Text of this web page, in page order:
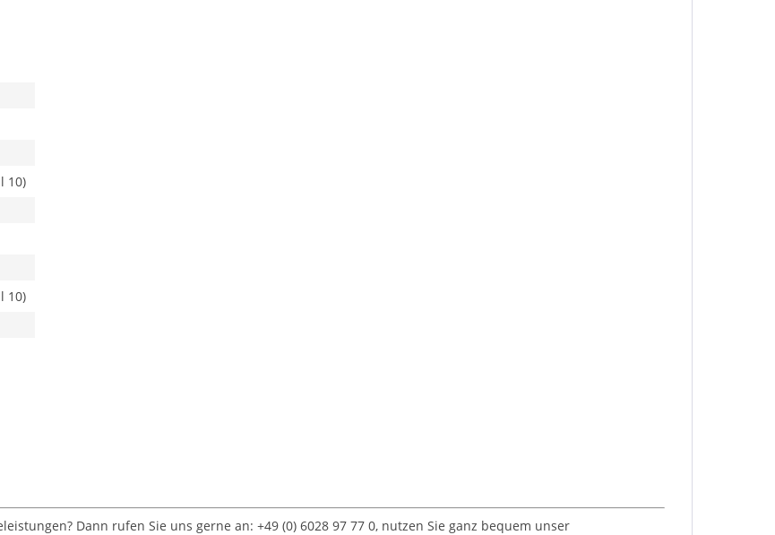
10)
10)
Dann rufen Sie uns gerne an: +49 (0) 6028 97 77 0, nutzen Sie ganz bequem unser